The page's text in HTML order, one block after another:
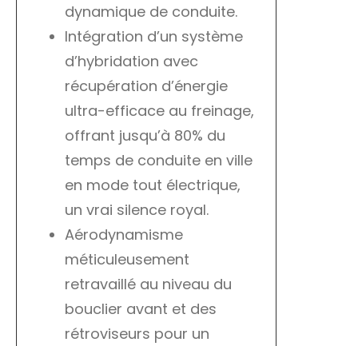
dynamique de conduite.
Intégration d’un système
d’hybridation avec
récupération d’énergie
ultra-efficace au freinage,
offrant jusqu’à 80% du
temps de conduite en ville
en mode tout électrique,
un vrai silence royal.
Aérodynamisme
méticuleusement
retravaillé au niveau du
bouclier avant et des
rétroviseurs pour un